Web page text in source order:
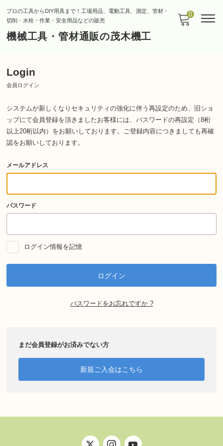
プロの工具からDIY用具まで！工場用品、電動工具、測定、管材・
切削・水栓・作業・安全用品などの販売
機械工具・管材通販の茂木機工
0
Login
会員ログイン
システムが新しくなりセキュリティの強化に伴う再設定のため、旧ショ
ップにて会員登録を頂きましたお客様には、パスワードの再設定（8桁
以上20桁以内）をお願いしております。 ご登録内容につきましても再確
認をお願いしております。
メールアドレス
パスワード
ログイン情報を記憶
パスワードをお忘れですか ?
まだ会員登録がお済みでない方
新規ご入会はこちら